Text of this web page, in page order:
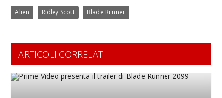
Alien Ridley Scott Blade Runner
ARTICOLI CORRELATI